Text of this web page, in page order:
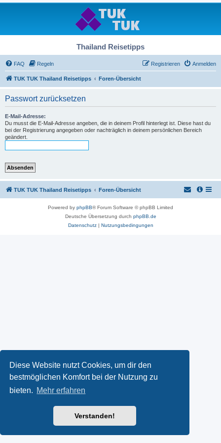
Diese Website nutzt Cookies, um dir den
bestmöglichen Komfort bei der Nutzung zu
bieten. Mehr erfahren
Verstanden!
Thailand Reisetipps
FAQ Regeln Anmelden
Registrieren
TUK TUK Thailand Reisetipps Foren-Übersicht
Passwort zurücksetzen
E-Mail-Adresse:
Du musst die E-Mail-Adresse angeben, die in deinem Profil hinterlegt ist. Diese hast du
bei der Registrierung angegeben oder nachträglich in deinem persönlichen Bereich
geändert.
TUK TUK Thailand Reisetipps Foren-Übersicht
Powered by phpBB® Forum Software © phpBB Limited
Deutsche Übersetzung durch phpBB.de
Datenschutz| Nutzungsbedingungen